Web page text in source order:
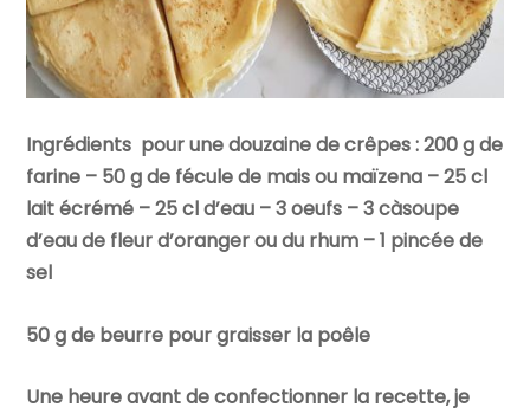
Ingrédients pour une douzaine de crêpes : 200 g de
farine – 50 g de fécule de mais ou maïzena – 25 cl
lait écrémé – 25 cl d’eau – 3 oeufs – 3 càsoupe
d’eau de fleur d’oranger ou du rhum – 1 pincée de
sel
50 g de beurre pour graisser la poêle
Une heure avant de confectionner la recette, je